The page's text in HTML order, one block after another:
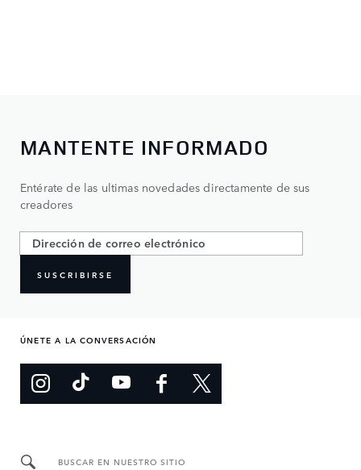
MANTENTE INFORMADO
Entérate de las ultimas novedades directamente de sus
creadores
SUSCRIBIRSE
ÚNETE A LA CONVERSACIÓN
BUSCAR EN NUESTRO SITIO